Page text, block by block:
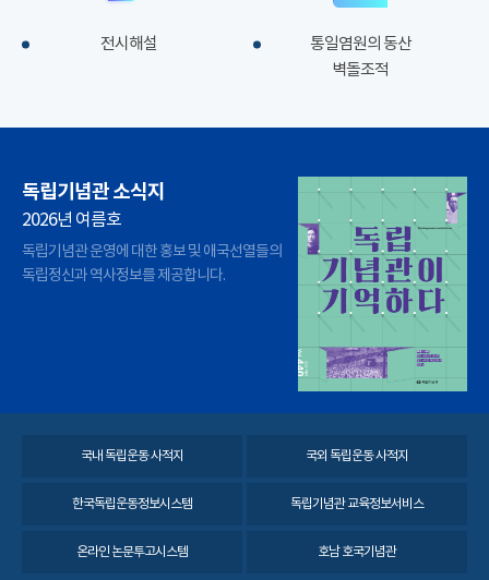
전시해설
통일염원의 동산
벽돌조적
독립기념관 소식지
2026년 여름호
독립기념관 운영에 대한 홍보 및 애국선열들의
독립정신과 역사정보를 제공합니다.
국내 독립운동 사적지 국외 독립운동 사적지
한국독립운동정보시스템 독립기념관 교육정보서비스
온라인 논문투고시스템 호남 호국기념관